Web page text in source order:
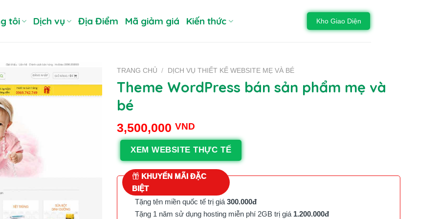
tôi Dịch vụ Địa Điểm Mã giảm giá Kiến thức Kho Giao Diện
TRANG CHỦ / DỊCH VỤ THIẾT KẾ WEBSITE MẸ VÀ BÉ
Theme WordPress bán sản phẩm mẹ và
bé
3,500,000 VND
XEM WEBSITE THỰC TẾ
KHUYẾN MÃI ĐẶC
BIỆT
Tặng tên miền quốc tế trị giá 300.000đ
Tặng 1 năm sử dụng hosting miễn phí 2GB trị giá 1.200.000đ